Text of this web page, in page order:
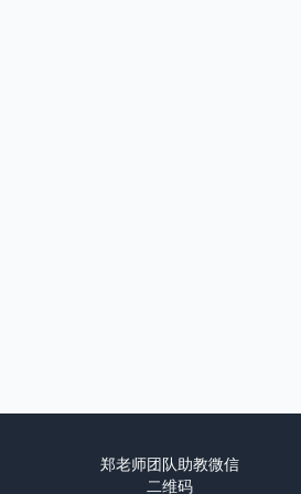
郑老师团队助教微信
二维码